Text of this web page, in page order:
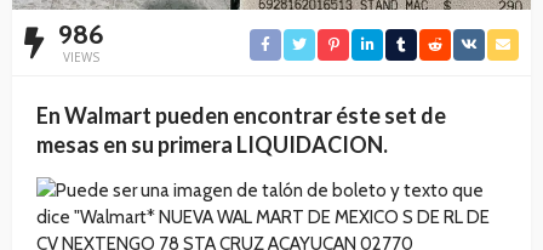
986
VIEWS
En Walmart pueden encontrar éste set de
mesas en su primera LIQUIDACION.